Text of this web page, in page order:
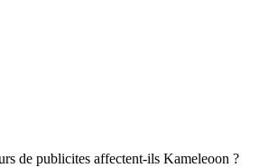
de publicites affectent-ils Kameleoon ?